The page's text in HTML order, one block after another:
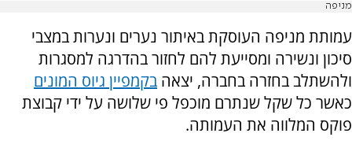
מניפה
עמותת מניפה העוסקת באיתור נערים ונערות במצבי
סיכון ונשירה ומסייעת להם לחזור בהדרגה למסגרות
ולהשתלב בחזרה בחברה, יצאה בקמפיין גיוס המונים
כאשר כל שקל שנתרם מוכפל פי שלושה על ידי קבוצת
פוקס המלווה את העמותה.